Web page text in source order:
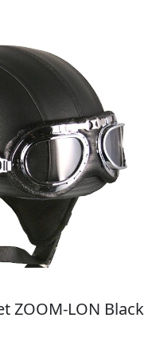
ZOOM-LON Black